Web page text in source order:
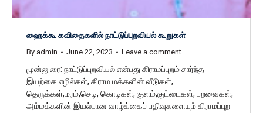
ஹைக்கூ கவிதைகளில் நாட்டுப்புறவியல் கூறுகள்
By admin June 22, 2023 Leave a comment
முன்னுரை: நாட்டுப்புறவியல் என்பது கிராமப்புறம் சார்ந்த
இயற்கை எழில்கள், கிராம மக்களின் வீடுகள்,
தெருக்கள்,மரம்,செடி, கொடிகள், குளம்,குட்டைகள், பறவைகள்,
அம்மக்களின் இயல்பான வாழ்க்கைப் பதிவுகளையும் கிராமப்புற